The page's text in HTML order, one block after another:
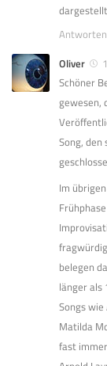
Antworten
Oliver
Schöner
gewesen,
Song, den
Im
belegen
länger als
Songs
Matilda
fast